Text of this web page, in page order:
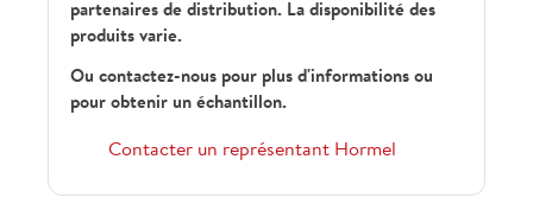
partenaires de distribution. La disponibilité des
produits varie.
Ou contactez-nous pour plus d'informations ou
pour obtenir un échantillon.
Contacter un représentant Hormel